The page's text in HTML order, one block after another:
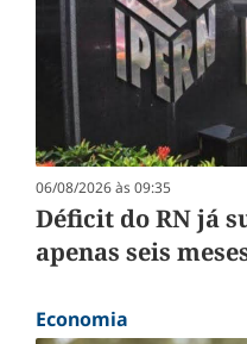
06/08/2026 às 09:35
Déficit do RN já
apenas seis
Economia